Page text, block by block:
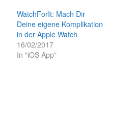
WatchForIt: Mach Dir
Deine eigene Komplikation
in der Apple Watch
16/02/2017
In "iOS App"